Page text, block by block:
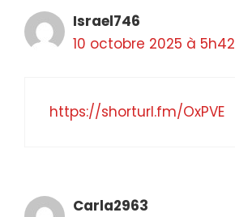
Israel746
10 octobre 2025 à 5h42
https://shorturl.fm/OxPVE
Carla2963